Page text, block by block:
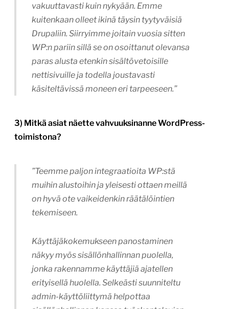
vakuuttavasti kuin nykyään. Emme
kuitenkaan olleet ikinä täysin tyytyväisiä
Drupaliin. Siirryimme joitain vuosia sitten
WP:n pariin sillä se on osoittanut olevansa
paras alusta etenkin sisältövetoisille
nettisivuille ja todella joustavasti
käsiteltävissä moneen eri tarpeeseen.”
3) Mitkä asiat näette vahvuuksinanne WordPress-
toimistona?
”Teemme paljon integraatioita WP:stä
muihin alustoihin ja yleisesti ottaen meillä
on hyvä ote vaikeidenkin räätälöintien
tekemiseen.
Käyttäjäkokemukseen panostaminen
näkyy myös sisällönhallinnan puolella,
jonka rakennamme käyttäjiä ajatellen
erityisellä huolella. Selkeästi suunniteltu
admin-käyttöliittymä helpottaa